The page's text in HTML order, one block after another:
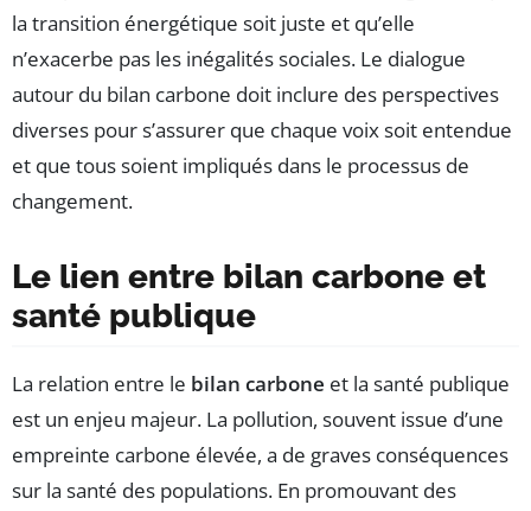
la transition énergétique soit juste et qu’elle
n’exacerbe pas les inégalités sociales. Le dialogue
autour du bilan carbone doit inclure des perspectives
diverses pour s’assurer que chaque voix soit entendue
et que tous soient impliqués dans le processus de
changement.
Le lien entre bilan carbone et
santé publique
La relation entre le bilan carbone et la santé publique
est un enjeu majeur. La pollution, souvent issue d’une
empreinte carbone élevée, a de graves conséquences
sur la santé des populations. En promouvant des